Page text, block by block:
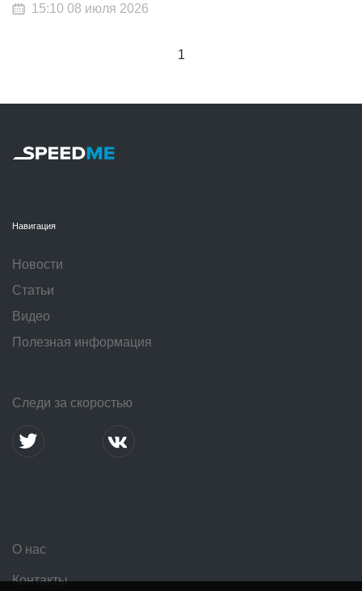
15:10 08 июля 2026
1
Навигация
Новости
Статьи
Видео
Полезная информация
Следи за скоростью
О нас
Контакты